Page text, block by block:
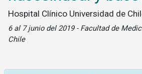
Hospital Clínico Universidad de
6 al 7 junio del 2019 - Facultad de
Chile